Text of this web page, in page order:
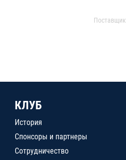
Поставщик
КЛУБ
История
Спонсоры и партнеры
Сотрудничество